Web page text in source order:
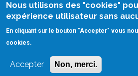
Nous utilisons des "cookies"
expérience utilisateur sans
En cliquant sur le bouton "Accepter" vous
cookies.
Accepter Non, merci.